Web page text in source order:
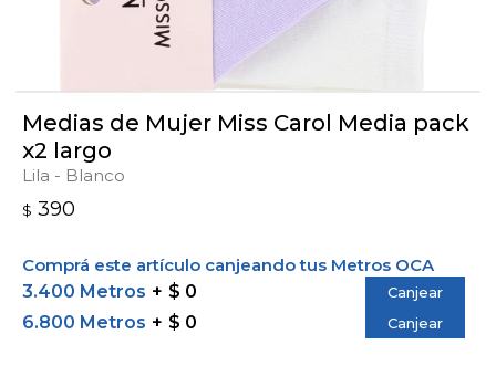
Medias de Mujer Miss Carol Media pack
x2 largo
Lila - Blanco
$ 390
Comprá este artículo canjeando tus Metros OCA
3.400 Metros
$ 0 Canjear
6.800 Metros $ 0 Canjear